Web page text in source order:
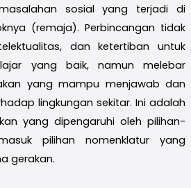
sosial yang terjadi di
(remaja). Perbincangan tidak
dan ketertiban untuk
yang baik, namun melebar
yang mampu menjawab dan
lingkungan sekitar. Ini adalah
yang dipengaruhi oleh pilihan-
pilihan nomenklatur yang
gerakan.